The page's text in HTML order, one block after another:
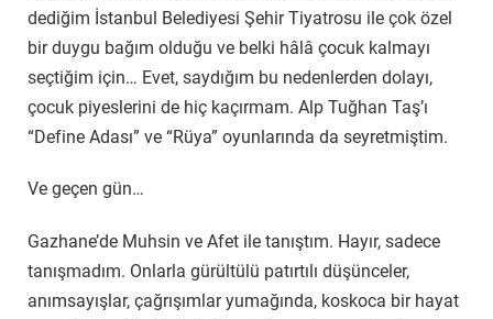
dediğim İstanbul Belediyesi Şehir Tiyatrosu ile çok özel
bir duygu bağım olduğu ve belki hâlâ çocuk kalmayı
seçtiğim için… Evet, saydığım bu nedenlerden dolayı,
çocuk piyeslerini de hiç kaçırmam. Alp Tuğhan Taş’ı
“Define Adası” ve “Rüya” oyunlarında da seyretmiştim.
Ve geçen gün…
Gazhane’de Muhsin ve Afet ile tanıştım. Hayır, sadece
tanışmadım. Onlarla gürültülü patırtılı düşünceler,
anımsayışlar, çağrışımlar yumağında, koskoca bir hayat